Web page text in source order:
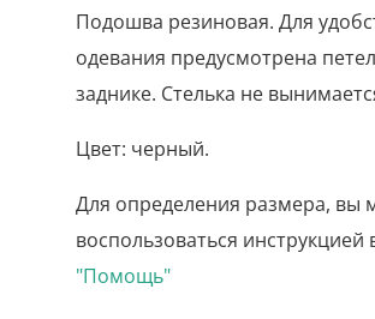
Подошва резиновая. Для
одевания предусмотрена
заднике. Стелька не
Цвет: черный.
Для определения размера, вы
воспользоваться инструкцией
"Помощь"